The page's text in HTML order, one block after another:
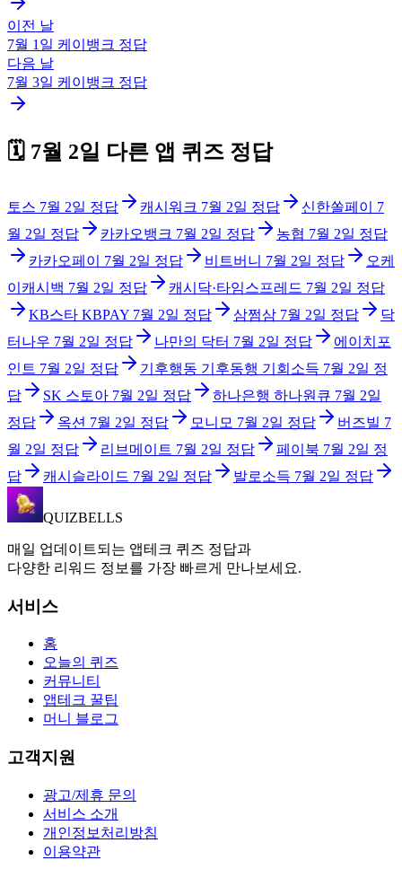
이전 날
7월 1일 케이뱅크 정답
다음 날
7월 3일 케이뱅크 정답
🗓️ 7월 2일 다른 앱 퀴즈 정답
토스 7월 2일 정답 캐시워크 7월 2일 정답 신한쏠페이
7
월 2일 정답 카카오뱅크 7월 2일 정답 농협 7월 2일 정답
카카오페이
7월 2일 정답 비트버니 7월 2일 정답
오케
이캐시백 7월 2일 정답 캐시닥·타임스프레드 7월 2일 정답
KB스타 KBPAY 7월 2일 정답 삼쩜삼 7월 2일 정답
닥
터나우 7월 2일 정답 나만의 닥터 7월 2일 정답
에이치포
인트 7월 2일 정답 기후행동 기후동행 기회소득 7월 2일 정
답
SK 스토아 7월 2일 정답 하나은행 하나원큐 7월 2일
정답
옥션 7월 2일 정답 모니모 7월 2일 정답 버즈빌 7
월 2일 정답 리브메이트 7월 2일 정답 페이북 7월 2일 정
답
캐시슬라이드 7월 2일 정답 발로소득 7월 2일 정답
QUIZBELLS
매일 업데이트되는 앱테크 퀴즈 정답과
다양한 리워드 정보를 가장 빠르게 만나보세요.
서비스
홈
오늘의 퀴즈
커뮤니티
앱테크 꿀팁
머니 블로그
고객지원
광고/제휴 문의
서비스 소개
개인정보처리방침
이용약관